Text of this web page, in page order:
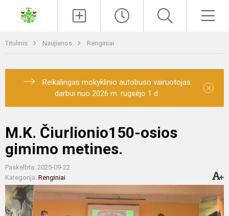
Titulinis Naujienos Renginiai
Reikalingas mokyklinio autobuso vairuotojas
darbui nuo 2026 m. rugsėjo 1 d.
×
M.K. Čiurlionio150-osios
gimimo metines.
Paskelbta: 2025-09-22
Kategorija: Renginiai